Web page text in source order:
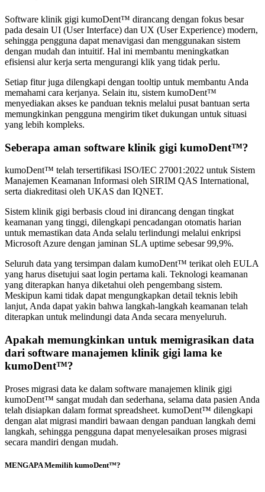
Software klinik gigi kumoDent™ dirancang dengan fokus besar
pada desain UI (User Interface) dan UX (User Experience) modern,
sehingga pengguna dapat menavigasi dan menggunakan sistem
dengan mudah dan intuitif. Hal ini membantu meningkatkan
efisiensi alur kerja serta mengurangi klik yang tidak perlu.
Setiap fitur juga dilengkapi dengan tooltip untuk membantu Anda
memahami cara kerjanya. Selain itu, sistem kumoDent™
menyediakan akses ke panduan teknis melalui pusat bantuan serta
memungkinkan pengguna mengirim tiket dukungan untuk situasi
yang lebih kompleks.
Seberapa aman software klinik gigi kumoDent™?
kumoDent™ telah tersertifikasi ISO/IEC 27001:2022 untuk Sistem
Manajemen Keamanan Informasi oleh SIRIM QAS International,
serta diakreditasi oleh UKAS dan IQNET.
Sistem klinik gigi berbasis cloud ini dirancang dengan tingkat
keamanan yang tinggi, dilengkapi pencadangan otomatis harian
untuk memastikan data Anda selalu terlindungi melalui enkripsi
Microsoft Azure dengan jaminan SLA uptime sebesar 99,9%.
Seluruh data yang tersimpan dalam kumoDent™ terikat oleh EULA
yang harus disetujui saat login pertama kali. Teknologi keamanan
yang diterapkan hanya diketahui oleh pengembang sistem.
Meskipun kami tidak dapat mengungkapkan detail teknis lebih
lanjut, Anda dapat yakin bahwa langkah-langkah keamanan telah
diterapkan untuk melindungi data Anda secara menyeluruh.
Apakah memungkinkan untuk memigrasikan data
dari software manajemen klinik gigi lama ke
kumoDent™?
Proses migrasi data ke dalam software manajemen klinik gigi
kumoDent™ sangat mudah dan sederhana, selama data pasien Anda
telah disiapkan dalam format spreadsheet. kumoDent™ dilengkapi
dengan alat migrasi mandiri bawaan dengan panduan langkah demi
langkah, sehingga pengguna dapat menyelesaikan proses migrasi
secara mandiri dengan mudah.
MENGAPA Memilih kumoDent™?